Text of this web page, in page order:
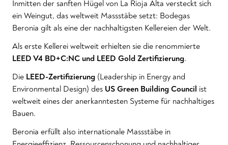
Inmitten der sanften Hügel von La Rioja Alta versteckt sich
ein Weingut, das weltweit Massstäbe setzt: Bodegas
Beronia gilt als eine der nachhaltigsten Kellereien der Welt.
Als erste Kellerei weltweit erhielten sie die renommierte
LEED V4 BD+C:NC und LEED Gold Zertifizierung.
Die LEED-Zertifizierung (Leadership in Energy and
Environmental Design) des US Green Building Council ist
weltweit eines der anerkanntesten Systeme für nachhaltiges
Bauen.
Beronia erfüllt also internationale Massstäbe in